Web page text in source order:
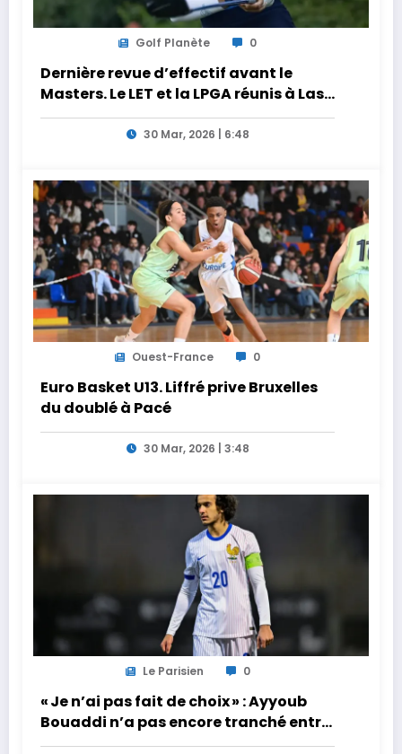
Golf Planète 0
Dernière revue d’effectif avant le
Masters. Le LET et la LPGA réunis à Las
Vegas au programme de la semaine
30 Mar, 2026 | 6:48
Ouest-France 0
Euro Basket U13. Liffré prive Bruxelles
du doublé à Pacé
30 Mar, 2026 | 3:48
Le Parisien 0
« Je n’ai pas fait de choix » : Ayyoub
Bouaddi n’a pas encore tranché entre
la France et le Maroc